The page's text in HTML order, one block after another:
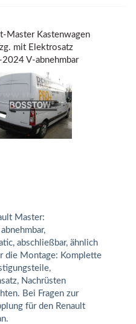
Master Kastenwagen
mit Elektrosatz
V-abnehmbar
Master:
abschließbar, ähnlich
die Montage: Komplette
Nachrüsten
Bei Fragen zur
für den Renault